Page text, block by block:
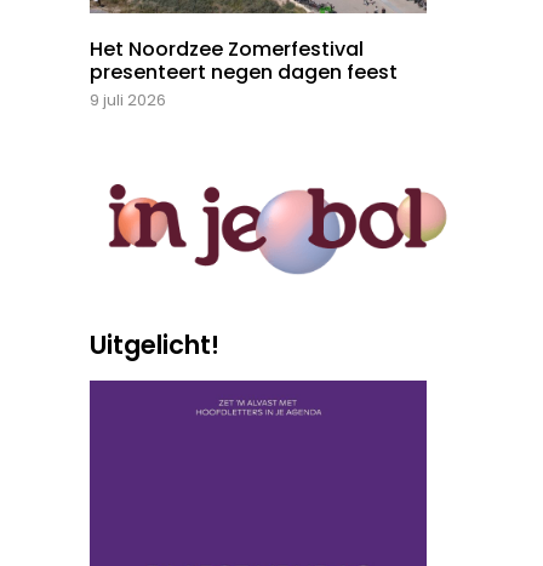
Het Noordzee Zomerfestival
presenteert negen dagen feest
9 juli 2026
Uitgelicht!